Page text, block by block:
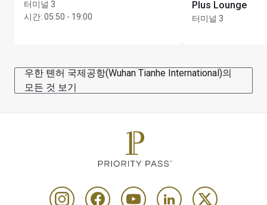
터미널 3
시간: 05:50 - 19:00
Plus Lounge
터미널 3
우한 톈허 국제공항(Wuhan Tianhe International)의
모든 것 보기